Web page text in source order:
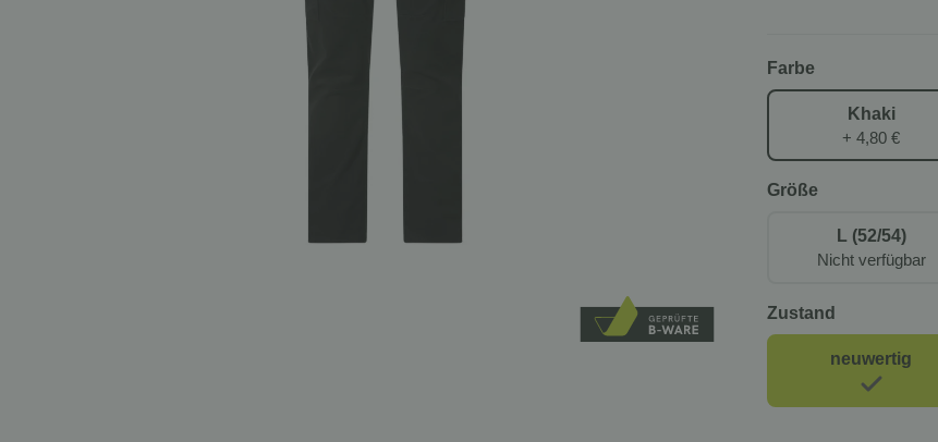
Farbe
Khaki
+ 4,80 €
Größe
L (52/54)
Nicht verfügbar
Zustand
neuwertig